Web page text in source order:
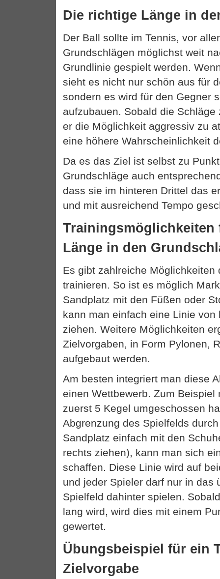
Die richtige Länge in
Der Ball sollte im Tennis, vor
Grundschlägen möglichst weit
Grundlinie gespielt werden.
sieht es nicht nur schön aus für
sondern es wird für den Gegner
aufzubauen. Sobald die Schläge
er die Möglichkeit aggressiv zu
eine höhere Wahrscheinlichkeit
Da es das Ziel ist selbst zu
Grundschläge auch
dass sie im hinteren Drittel das
und mit ausreichend Tempo
Trainingsmöglichkeiten
Länge in den
Es gibt zahlreiche Möglichkeiten
trainieren. So ist es möglich
Sandplatz mit den Füßen oder
kann man einfach eine Linie von
ziehen. Weitere Möglichkeiten
Zielvorgaben, in Form Pylonen,
aufgebaut werden.
Am besten integriert man diese
einen Wettbewerb. Zum Beispiel
zuerst 5 Kegel umgeschossen
Abgrenzung des Spielfelds
Sandplatz einfach mit den
rechts ziehen), kann man sich
schaffen. Diese Linie wird auf
und jeder Spieler darf nur in das
Spielfeld dahinter spielen.
lang wird, wird dies mit einem
gewertet.
Übungsbeispiel für ein
Zielvorgabe